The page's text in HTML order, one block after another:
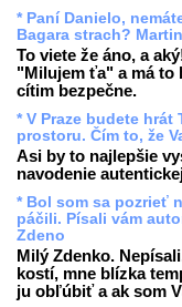
* Paní Danielo,
Bagara strach?
To viete že áno, a
"Milujem ťa" a má to
cítim bezpečne.
* V Praze budete
prostoru. Čím to, že
Asi by to najlepšie
navodenie
* Bol som sa pozrieť
páčili. Písali vám
Zdeno
Milý Zdenko.
kostí, mne blízka
ju obľúbiť a ak som